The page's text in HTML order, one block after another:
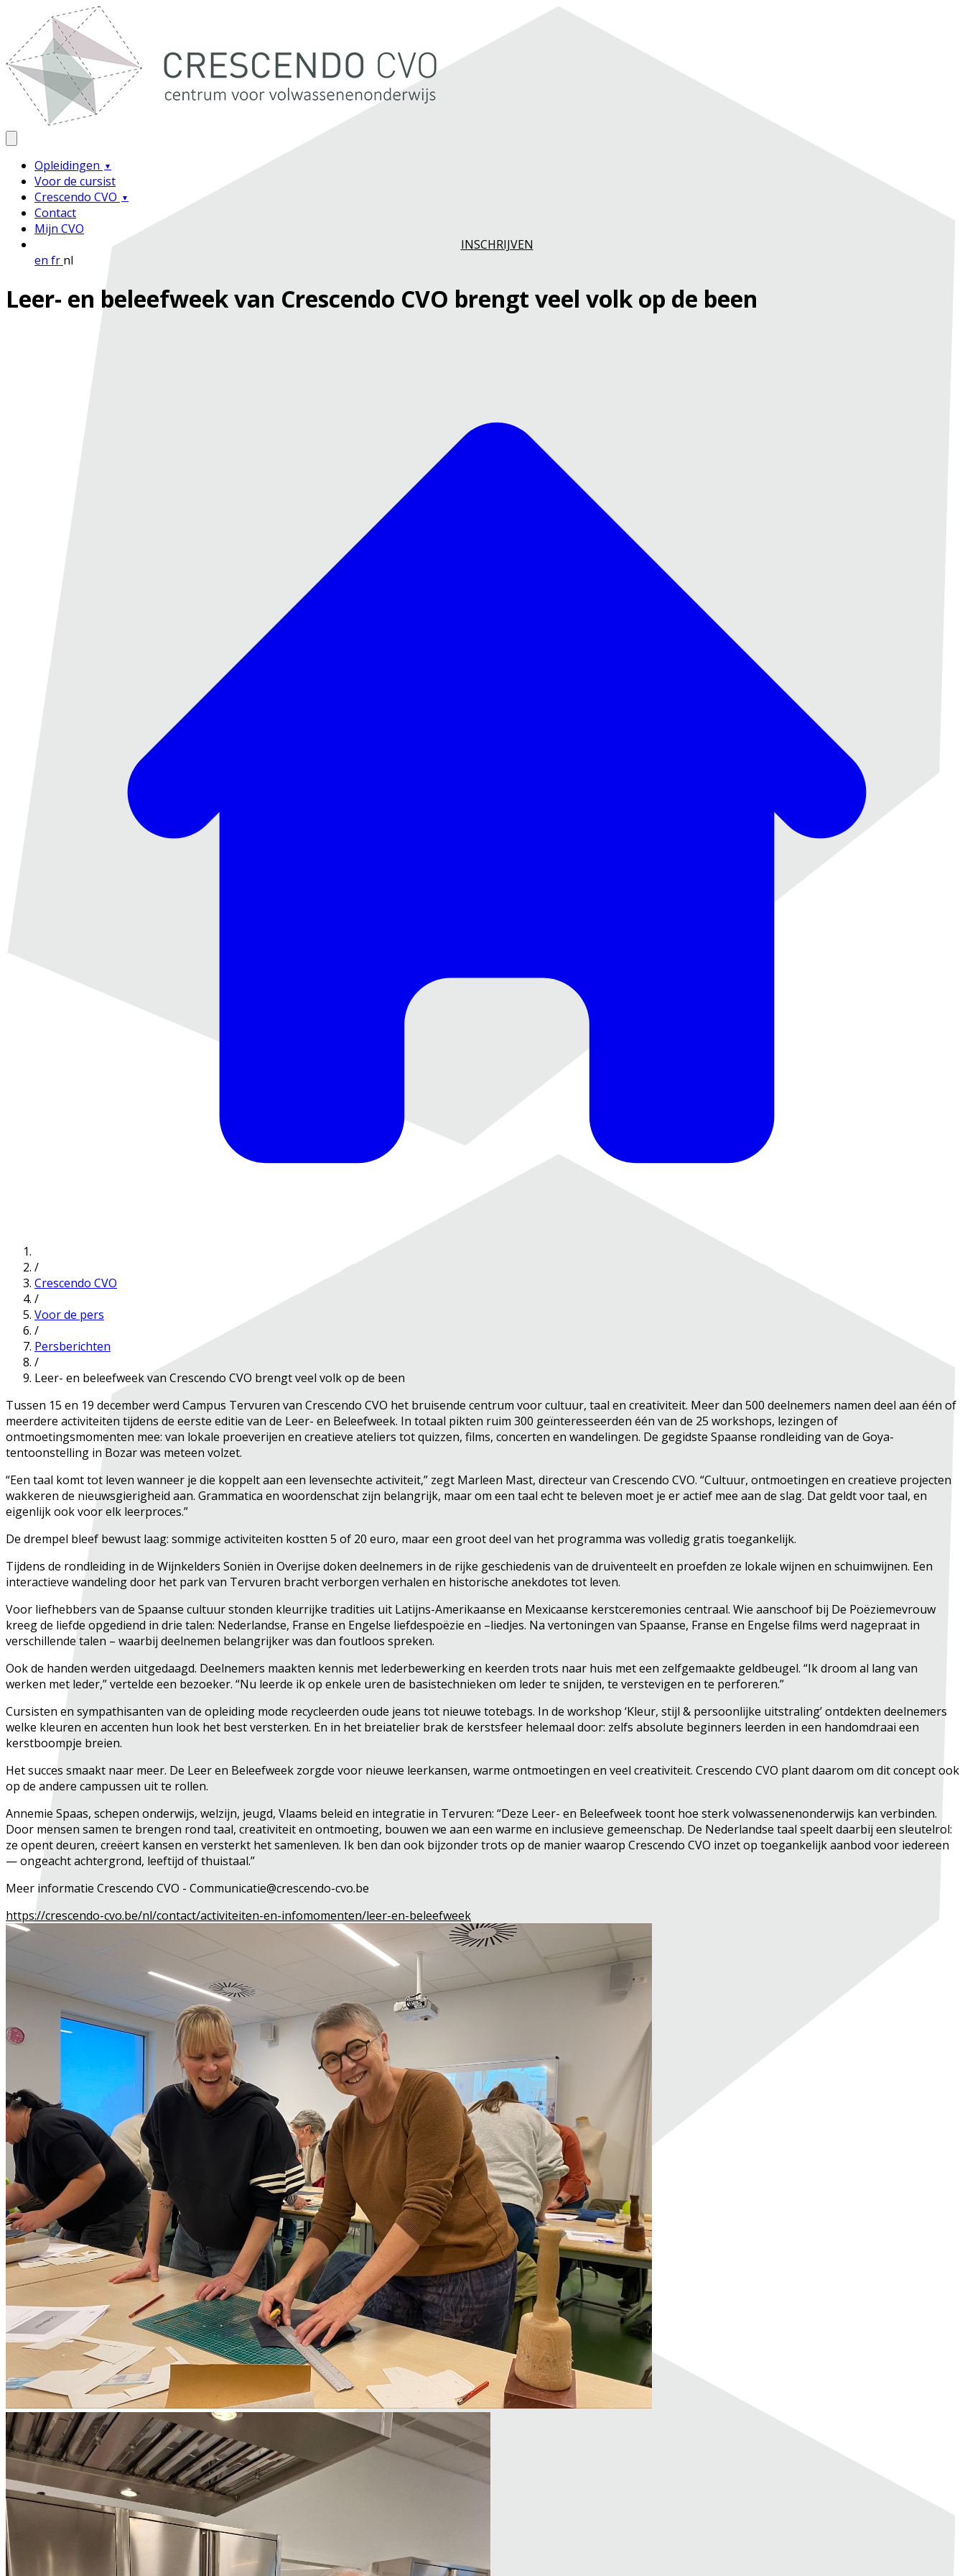
Opleidingen
Voor de cursist
Crescendo CVO
Contact
Mijn CVO
INSCHRIJVEN
en fr nl
Leer- en beleefweek van Crescendo CVO brengt veel volk op de been
/
Crescendo CVO
/
Voor de pers
/
Persberichten
/
Leer- en beleefweek van Crescendo CVO brengt veel volk op de been
Tussen 15 en 19 december werd Campus Tervuren van Crescendo CVO het bruisende centrum voor cultuur, taal en creativiteit. Meer dan 500 deelnemers namen deel aan één of
meerdere activiteiten tijdens de eerste editie van de Leer- en Beleefweek. In totaal pikten ruim 300 geïnteresseerden één van de 25 workshops, lezingen of
ontmoetingsmomenten mee: van lokale proeverijen en creatieve ateliers tot quizzen, films, concerten en wandelingen. De gegidste Spaanse rondleiding van de Goya-
tentoonstelling in Bozar was meteen volzet.
“Een taal komt tot leven wanneer je die koppelt aan een levensechte activiteit,” zegt Marleen Mast, directeur van Crescendo CVO. “Cultuur, ontmoetingen en creatieve projecten
wakkeren de nieuwsgierigheid aan. Grammatica en woordenschat zijn belangrijk, maar om een taal echt te beleven moet je er actief mee aan de slag. Dat geldt voor taal, en
eigenlijk ook voor elk leerproces.”
De drempel bleef bewust laag: sommige activiteiten kostten 5 of 20 euro, maar een groot deel van het programma was volledig gratis toegankelijk.
Tijdens de rondleiding in de Wijnkelders Soniën in Overijse doken deelnemers in de rijke geschiedenis van de druiventeelt en proefden ze lokale wijnen en schuimwijnen. Een
interactieve wandeling door het park van Tervuren bracht verborgen verhalen en historische anekdotes tot leven.
Voor liefhebbers van de Spaanse cultuur stonden kleurrijke tradities uit Latijns-Amerikaanse en Mexicaanse kerstceremonies centraal. Wie aanschoof bij De Poëziemevrouw
kreeg de liefde opgediend in drie talen: Nederlandse, Franse en Engelse liefdespoëzie en –liedjes. Na vertoningen van Spaanse, Franse en Engelse films werd nagepraat in
verschillende talen – waarbij deelnemen belangrijker was dan foutloos spreken.
Ook de handen werden uitgedaagd. Deelnemers maakten kennis met lederbewerking en keerden trots naar huis met een zelfgemaakte geldbeugel. “Ik droom al lang van
werken met leder,” vertelde een bezoeker. “Nu leerde ik op enkele uren de basistechnieken om leder te snijden, te verstevigen en te perforeren.”
Cursisten en sympathisanten van de opleiding mode recycleerden oude jeans tot nieuwe totebags. In de workshop ‘Kleur, stijl & persoonlijke uitstraling’ ontdekten deelnemers
welke kleuren en accenten hun look het best versterken. En in het breiatelier brak de kerstsfeer helemaal door: zelfs absolute beginners leerden in een handomdraai een
kerstboompje breien.
Het succes smaakt naar meer. De Leer en Beleefweek zorgde voor nieuwe leerkansen, warme ontmoetingen en veel creativiteit. Crescendo CVO plant daarom om dit concept ook
op de andere campussen uit te rollen.
Annemie Spaas, schepen onderwijs, welzijn, jeugd, Vlaams beleid en integratie in Tervuren: “Deze Leer- en Beleefweek toont hoe sterk volwassenenonderwijs kan verbinden.
Door mensen samen te brengen rond taal, creativiteit en ontmoeting, bouwen we aan een warme en inclusieve gemeenschap. De Nederlandse taal speelt daarbij een sleutelrol:
ze opent deuren, creëert kansen en versterkt het samenleven. Ik ben dan ook bijzonder trots op de manier waarop Crescendo CVO inzet op toegankelijk aanbod voor iedereen
— ongeacht achtergrond, leeftijd of thuistaal.”
Meer informatie Crescendo CVO - Communicatie@crescendo-cvo.be
https://crescendo-cvo.be/nl/contact/activiteiten-en-infomomenten/leer-en-beleefweek